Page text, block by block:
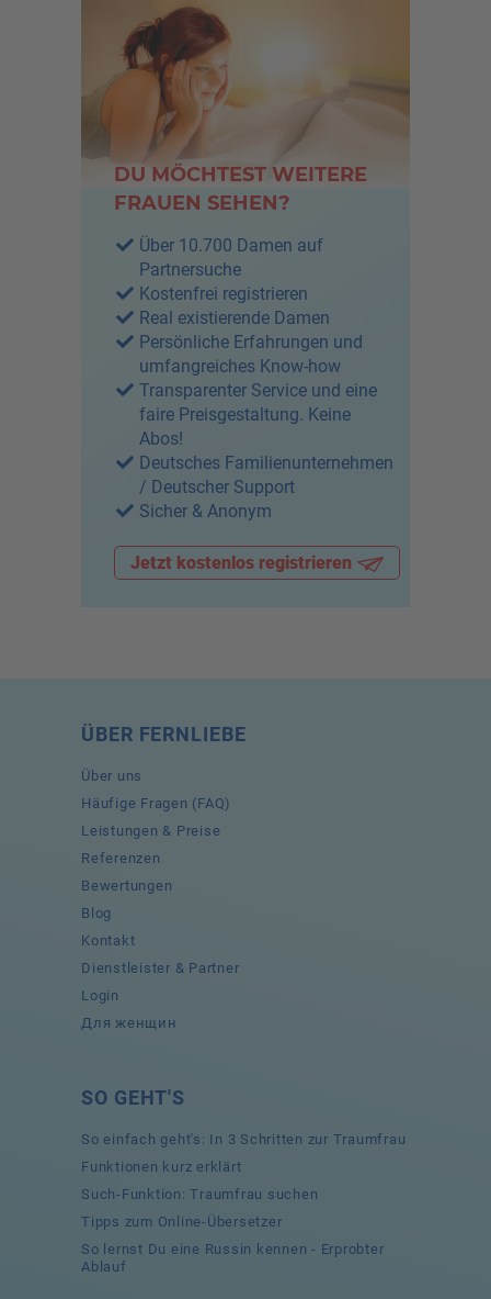
DU MÖCHTEST WEITERE
FRAUEN SEHEN?
Über 10.700 Damen auf
Partnersuche
Kostenfrei registrieren
Real existierende Damen
Persönliche Erfahrungen und
umfangreiches Know-how
Transparenter Service und eine
faire Preisgestaltung. Keine
Abos!
Deutsches Familienunternehmen
/ Deutscher Support
Sicher & Anonym
Jetzt kostenlos registrieren
ÜBER FERNLIEBE
Über uns
Häufige Fragen (FAQ)
Leistungen & Preise
Referenzen
Bewertungen
Blog
Kontakt
Dienstleister & Partner
Login
Для женщин
SO GEHT'S
So einfach geht's: In 3 Schritten zur Traumfrau
Funktionen kurz erklärt
Such-Funktion: Traumfrau suchen
Tipps zum Online-Übersetzer
So lernst Du eine Russin kennen - Erprobter
Ablauf